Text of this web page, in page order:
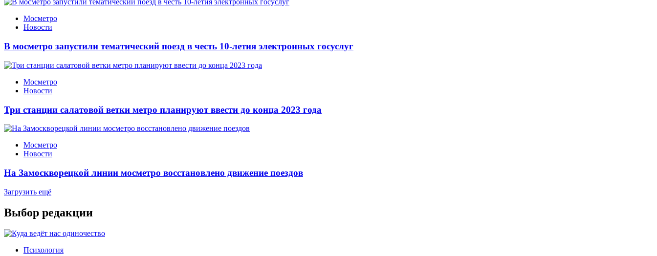
Мосметро
Новости
В мосметро запустили тематический поезд в честь 10-летия электронных госуслуг
Мосметро
Новости
Три станции салатовой ветки метро планируют ввести до конца 2023 года
Мосметро
Новости
На Замоскворецкой линии мосметро восстановлено движение поездов
Загрузить ещё
Выбор редакции
Психология